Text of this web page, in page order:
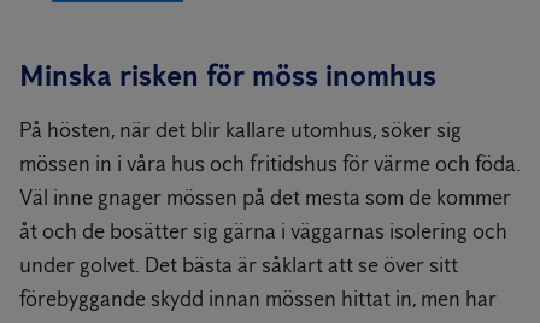
Minska risken för möss inomhus
På hösten, när det blir kallare utomhus, söker sig
mössen in i våra hus och fritidshus för värme och föda.
Väl inne gnager mössen på det mesta som de kommer
åt och de bosätter sig gärna i väggarnas isolering och
under golvet. Det bästa är såklart att se över sitt
förebyggande skydd innan mössen hittat in, men har